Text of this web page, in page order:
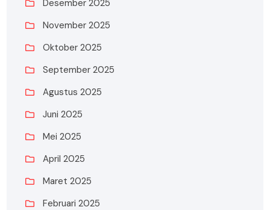
Desember 2025
November 2025
Oktober 2025
September 2025
Agustus 2025
Juni 2025
Mei 2025
April 2025
Maret 2025
Februari 2025